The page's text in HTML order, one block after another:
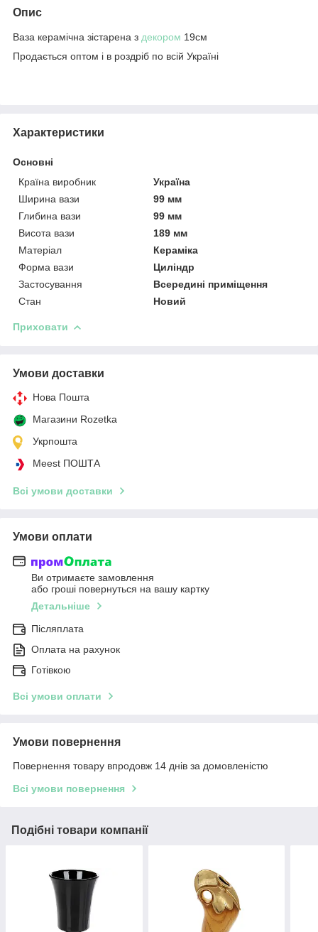
Опис
Ваза керамічна зістарена з декором 19см
Продається оптом і в роздріб по всій Україні
Характеристики
Основні
Країна виробник
Україна
Ширина вази
99 мм
Глибина вази
99 мм
Висота вази
189 мм
Матеріал
Кераміка
Форма вази
Циліндр
Застосування
Всередині приміщення
Стан
Новий
Приховати
Умови доставки
Нова Пошта
Магазини Rozetka
Укрпошта
Meest ПОШТА
Всі умови доставки
Умови оплати
Ви отримаєте замовлення
або гроші повернуться на вашу картку
Детальніше
Післяплата
Оплата на рахунок
Готівкою
Всі умови оплати
Умови повернення
Повернення товару впродовж 14 днів за домовленістю
Всі умови повернення
Подібні товари компанії